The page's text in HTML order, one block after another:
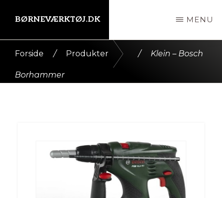
indhold
BØRNEVÆRKTØJ.DK MENU
Forside / Produkter / Klein – Bosch
Borhammer